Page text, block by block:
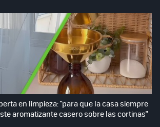
en limpieza: "para que la casa siempre
aromatizante casero sobre las cortinas"